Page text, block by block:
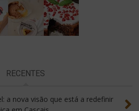
RECENTES
a nova visão que está a redefinir